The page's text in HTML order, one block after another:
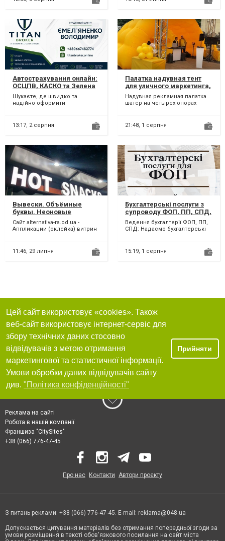
Украины(заключени...
Автострахування онлайн:
ОСЦПВ, КАСКО та Зелена
картка за вигідною ціною
Шукаєте, де швидко та
надійно оформити
Пропонуємо професійний
підбір страхов...
13:17, 2 серпня
Палатка надувная тент
для уличного маркетинга,
рекламы возведение 5-15
мин
Надувная рекламная палатка
шатер на четырех опорах
мобильную надувную
студию...
21:48, 1 серпня
Вывески. Объёмные
буквы. Неоновые
надписи. Ростовые
фигуры. Оклейка витрин.
Ремонт рекламы.
Сайт alternativa-ra.od.ua -
Аппликации (оклейка) витрин
автотранпорта плёнками...
11:46, 29 липня
Бухгалтерські послуги з
супроводу ФОП, ПП, СПД,
підприємців. Онлайн.
Ведення бухгалтерії ФОП, ПП,
СПД: Надаємо бухгалтерські
здавання звітів для при...
15:19, 1 серпня
Цей сайт використовує «cookies». Також
веб-сайт використовує інтернет-сервіс для
збору технічних даних стосовно
відвідувачів з метою отримання
маркетингової та статистичної інформації.
Умови обробки даних відвідувачів сайту
див. "Політика конфіденційності"
Прийняти
Реклама на сайті
Робота в нашій компанії
Франшиза "CitySites"
+38 (066) 776-47-45
Про нас Контакти Автори проєкту
З питань реклами: +38 (066) 776-47-45. E-mail: reklama@048.ua
Допускається цитування матеріалів без отримання попередньої згоди за
умови розміщення в тексті обов'язкового посилання на сайт міста